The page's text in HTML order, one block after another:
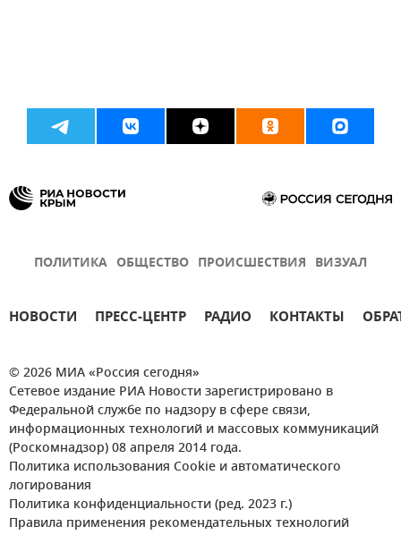
ПОЛИТИКА ОБЩЕСТВО ПРОИСШЕСТВИЯ ВИЗУАЛ
НОВОСТИ ПРЕСС-ЦЕНТР РАДИО КОНТАКТЫ
© 2026 МИА «Россия сегодня»
Сетевое издание РИА Новости зарегистрировано в
Федеральной службе по надзору в сфере связи,
информационных технологий и массовых коммуникаций
(Роскомнадзор) 08 апреля 2014 года.
Политика использования Cookie и автоматического
логирования
Политика конфиденциальности (ред. 2023 г.)
Правила применения рекомендательных технологий